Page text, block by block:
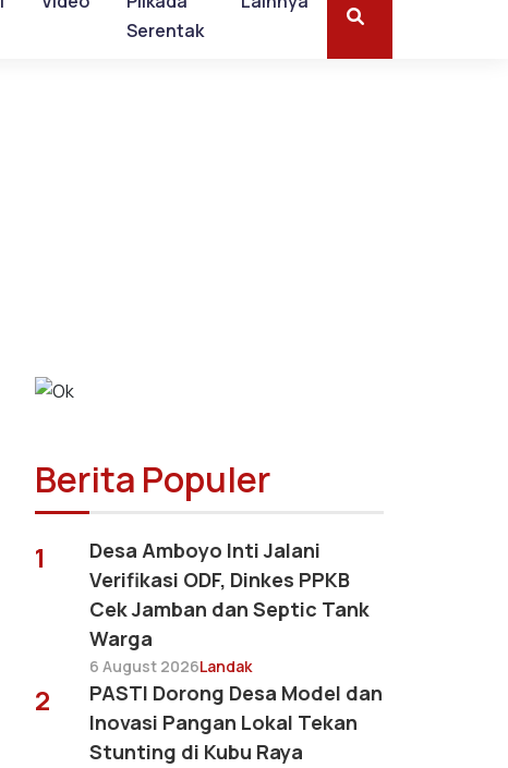
Serentak
Berita Populer
1
Desa Amboyo Inti Jalani
Verifikasi ODF, Dinkes PPKB
Cek Jamban dan Septic Tank
Warga
6 August 2026Landak
2
PASTI Dorong Desa Model dan
Inovasi Pangan Lokal Tekan
Stunting di Kubu Raya